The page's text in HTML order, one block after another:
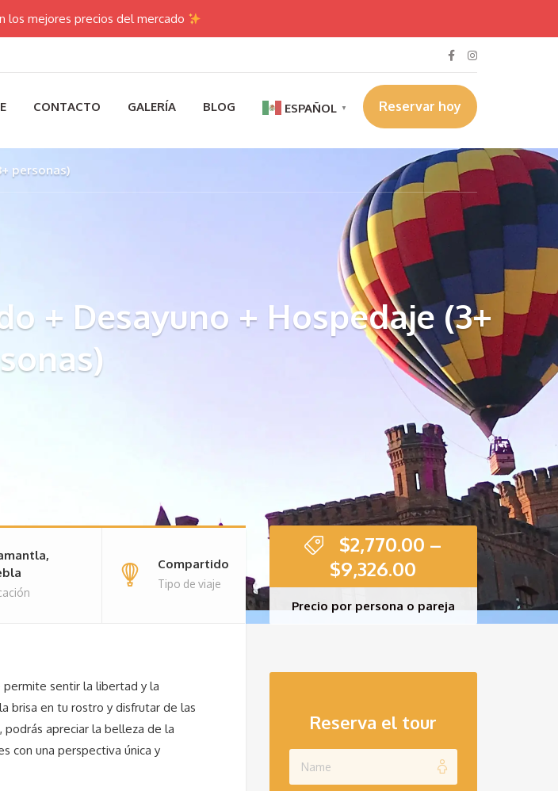
los mejores precios del mercado
CONTACTO GALERÍA BLOG ESPAÑOL ▼ Reservar hoy
personas)
+ Desayuno + Hospedaje (3+
Compartido
Tipo de viaje
sentir la libertad y la
brisa en tu rostro y disfrutar de las
apreciar la belleza de la
con una perspectiva única y
$2,770.00 –
$9,326.00
Precio por persona o pareja
Reserva el tour